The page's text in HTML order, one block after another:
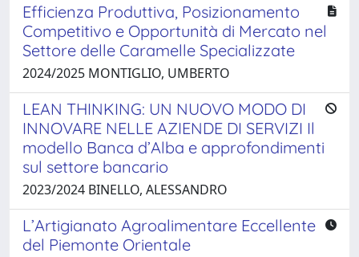
Efficienza Produttiva, Posizionamento
Competitivo e Opportunità di Mercato nel
Settore delle Caramelle Specializzate
2024/2025 MONTIGLIO, UMBERTO
LEAN THINKING: UN NUOVO MODO DI
INNOVARE NELLE AZIENDE DI SERVIZI Il
modello Banca d’Alba e approfondimenti
sul settore bancario
2023/2024 BINELLO, ALESSANDRO
L’Artigianato Agroalimentare Eccellente
del Piemonte Orientale